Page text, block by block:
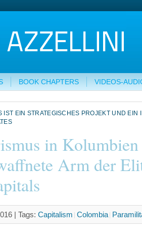
BOOK CHAPTERS VIDEOS-
IST EIN STRATEGISCHES PROJEKT UND EIN
in
Arm der
| Tags: Capitalism Colombia